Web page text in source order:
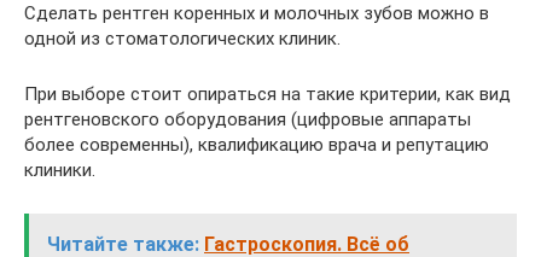
Сделать рентген коренных и молочных зубов можно в
одной из стоматологических клиник.
При выборе стоит опираться на такие критерии, как вид
рентгеновского оборудования (цифровые аппараты
более современны), квалификацию врача и репутацию
клиники.
Читайте также: Гастроскопия. Всё об